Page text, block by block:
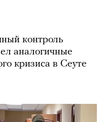
контроль
аналогичные
кризиса в Сеуте